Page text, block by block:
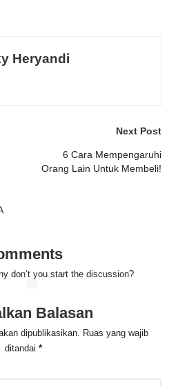
Heryandi
Next Post
6 Cara Mempengaruhi
Orang Lain Untuk Membeli!
don’t you start the discussion?
Balasan
dipublikasikan. Ruas yang wajib
ditandai *